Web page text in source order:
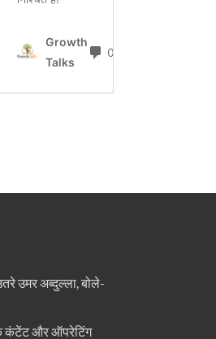
उमर अब्दुल्ला, बोले-
कंटेंट और ऑपरेटिंग